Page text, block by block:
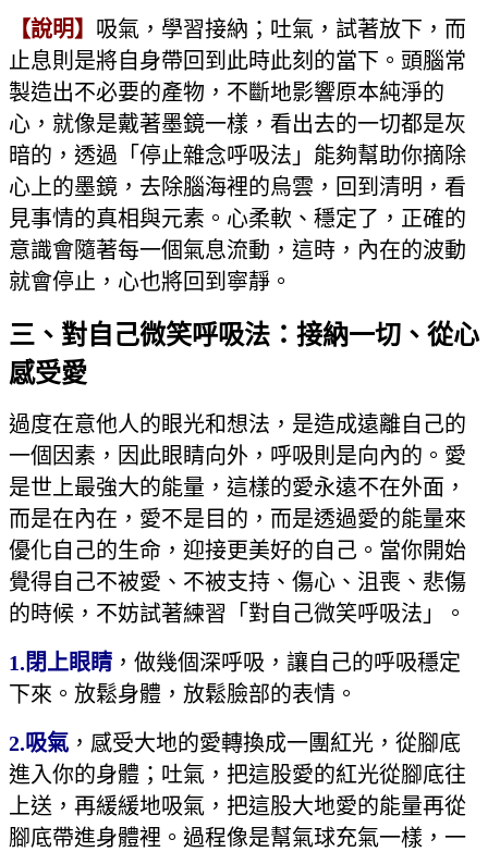
【說明】 吸氣，學習接納；吐氣，試著放下，而
止息則是將自身帶回到此時此刻的當下。頭腦常
製造出不必要的產物，不斷地影響原本純淨的
心，就像是戴著墨鏡一樣，看出去的一切都是灰
暗的，透過「停止雜念呼吸法」能夠幫助你摘除
心上的墨鏡，去除腦海裡的烏雲，回到清明，看
見事情的真相與元素。心柔軟、穩定了，正確的
意識會隨著每一個氣息流動，這時，內在的波動
就會停止，心也將回到寧靜。
三、對自己微笑呼吸法：接納一切、從心
感受愛
過度在意他人的眼光和想法，是造成遠離自己的
一個因素，因此眼睛向外，呼吸則是向內的。愛
是世上最強大的能量，這樣的愛永遠不在外面，
而是在內在，愛不是目的，而是透過愛的能量來
優化自己的生命，迎接更美好的自己。當你開始
覺得自己不被愛、不被支持、傷心、沮喪、悲傷
的時候，不妨試著練習「對自己微笑呼吸法」。
1.閉上眼睛 ，做幾個深呼吸，讓自己的呼吸穩定
下來。放鬆身體，放鬆臉部的表情。
2.吸氣 ，感受大地的愛轉換成一團紅光，從腳底
進入你的身體；吐氣，把這股愛的紅光從腳底往
上送，再緩緩地吸氣，把這股大地愛的能量再從
腳底帶進身體裡。過程像是幫氣球充氣一樣，一